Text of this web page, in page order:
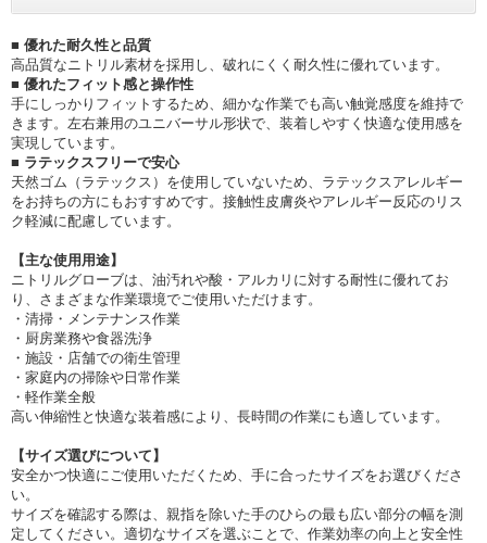
■ 優れた耐久性と品質
高品質なニトリル素材を採用し、破れにくく耐久性に優れています。
■ 優れたフィット感と操作性
手にしっかりフィットするため、細かな作業でも高い触覚感度を維持で
きます。左右兼用のユニバーサル形状で、装着しやすく快適な使用感を
実現しています。
■ ラテックスフリーで安心
天然ゴム（ラテックス）を使用していないため、ラテックスアレルギー
をお持ちの方にもおすすめです。接触性皮膚炎やアレルギー反応のリス
ク軽減に配慮しています。
【主な使用用途】
ニトリルグローブは、油汚れや酸・アルカリに対する耐性に優れてお
り、さまざまな作業環境でご使用いただけます。
・清掃・メンテナンス作業
・厨房業務や食器洗浄
・施設・店舗での衛生管理
・家庭内の掃除や日常作業
・軽作業全般
高い伸縮性と快適な装着感により、長時間の作業にも適しています。
【サイズ選びについて】
安全かつ快適にご使用いただくため、手に合ったサイズをお選びくださ
い。
サイズを確認する際は、親指を除いた手のひらの最も広い部分の幅を測
定してください。適切なサイズを選ぶことで、作業効率の向上と安全性